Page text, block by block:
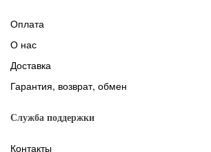
Оплата
О нас
Доставка
Гарантия, возврат, обмен
Служба поддержки
Контакты